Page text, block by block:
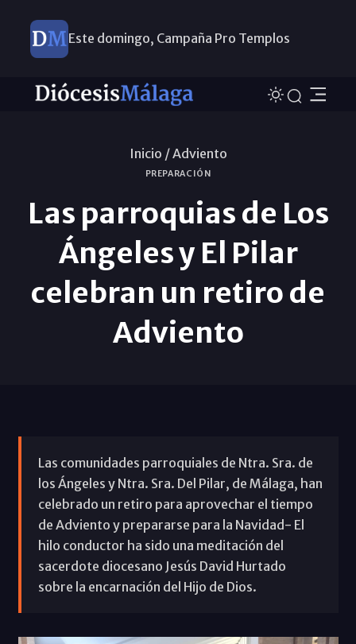
Este domingo, Campaña Pro Templos
Inicio /Adviento
PREPARACIÓN
Las parroquias de Los
Ángeles y El Pilar
celebran un retiro de
Adviento
Las comunidades parroquiales de Ntra. Sra. de
los Ángeles y Ntra. Sra. Del Pilar, de Málaga, han
celebrado un retiro para aprovechar el tiempo
de Adviento y prepararse para la Navidad- El
hilo conductor ha sido una meditación del
sacerdote diocesano Jesús David Hurtado
sobre la encarnación del Hijo de Dios.